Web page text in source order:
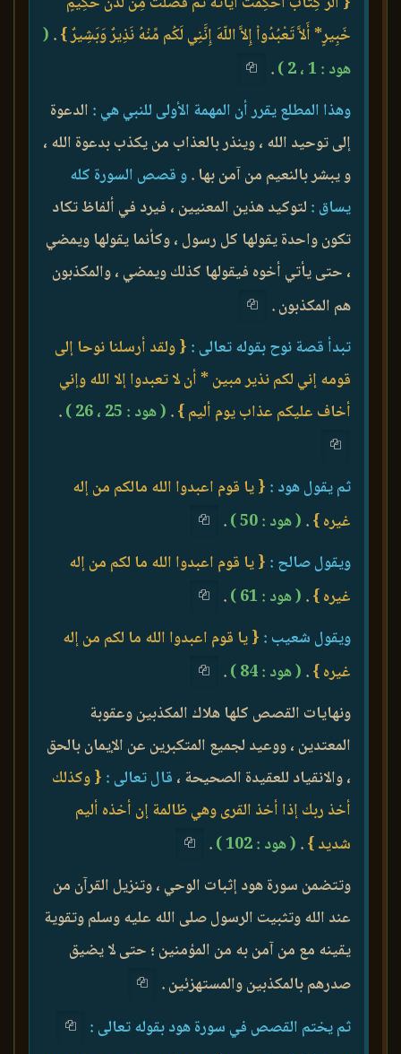
خَبِيرٍ* أَلاَّ تَعْبُدُواْ إِلاَّ اللّهَ إِنَّنِي لَكُم مِّنْهُ نَذِيرٌ وَبَشِيرٌ }.
(
هود : 1 ، 2 )
.
وهذا المطلع يقرر أن المهمة الأولى للنبي هي : الدعوة
إلى توحيد الله ، وينذر بالعذاب من يكذب بدعوة الله ،
و يبشر بالنعيم من آمن بها .و قصص السورة كله
يساق : لتوكيد هذين المعنيين ، فيرد في ألفاظ تكاد
تكون واحدة يقولها كل رسول ، وكأنما يقولها ويمضي
، حتى يأتي أخوه فيقولها كذلك ويمضي ، والمكذبون
هم المكذبون .
تبدأ قصة نوح بقوله تعالى : { ولقد أرسلنا نوحا إلى
قومه إني لكم نذير مبين * أن لا تعبدوا إلا الله وإني
أخاف عليكم عذاب يوم أليم }. ( هود : 25 ، 26 ) .
ثم يقول هود : { يا قوم اعبدوا الله مالكم من إله
غيره }. ( هود : 50 )
.
ويقول صالح : { يا قوم اعبدوا الله ما لكم من إله
غيره }. ( هود : 61 )
.
ويقول شعيب : { يا قوم اعبدوا الله ما لكم من إله
غيره }. ( هود : 84 )
.
ونهايات القصص كلها هلاك المكذبين وعقوبة
المعتدين ، ووعيد لجميع المتكبرين عن الإيمان بالحق
، والانقياد للعقيدة الصحيحة ، قال تعالى : { وكذلك
أخذ ربك إذا أخذ القرى وهي ظالمة إن أخذه أليم
شديد }. ( هود : 102 )
.
وتتضمن سورة هود إثبات الوحي ، وتنزيل القرآن من
عند الله وتثبيت الرسول صلى الله عليه وسلم وتقوية
يقينه مع من آمن به من المؤمنين ؛ حتى لا يضيق
صدرهم بالمكذبين والمستهزئين .
ثم يختم القصص في سورة هود بقوله تعالى :